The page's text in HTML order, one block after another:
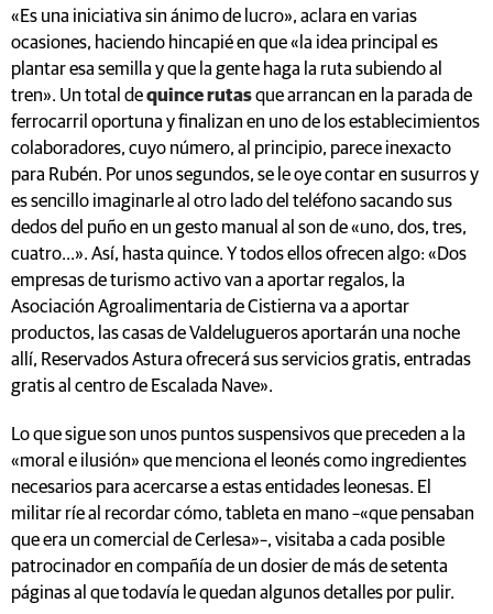
«Es una iniciativa sin ánimo de lucro», aclara en varias
ocasiones, haciendo hincapié en que «la idea principal es
plantar esa semilla y que la gente haga la ruta subiendo al
tren». Un total dequince rutasque arrancan en la parada de
ferrocarril oportuna y finalizan en uno de los establecimientos
colaboradores, cuyo número, al principio, parece inexacto
para Rubén. Por unos segundos, se le oye contar en susurros y
es sencillo imaginarle al otro lado del teléfono sacando sus
dedos del puño en un gesto manual al son de «uno, dos, tres,
cuatro...». Así, hasta quince. Y todos ellos ofrecen algo: «Dos
empresas de turismo activo van a aportar regalos, la
Asociación Agroalimentaria de Cistierna va a aportar
productos, las casas de Valdelugueros aportarán una noche
allí, Reservados Astura ofrecerá sus servicios gratis, entradas
gratis al centro de Escalada Nave».
Lo que sigue son unos puntos suspensivos que preceden a la
«moral e ilusión» que menciona el leonés como ingredientes
necesarios para acercarse a estas entidades leonesas. El
militar ríe al recordar cómo, tableta en mano –«que pensaban
que era un comercial de Cerlesa»–, visitaba a cada posible
patrocinador en compañía de un dosier de más de setenta
páginas al que todavía le quedan algunos detalles por pulir.